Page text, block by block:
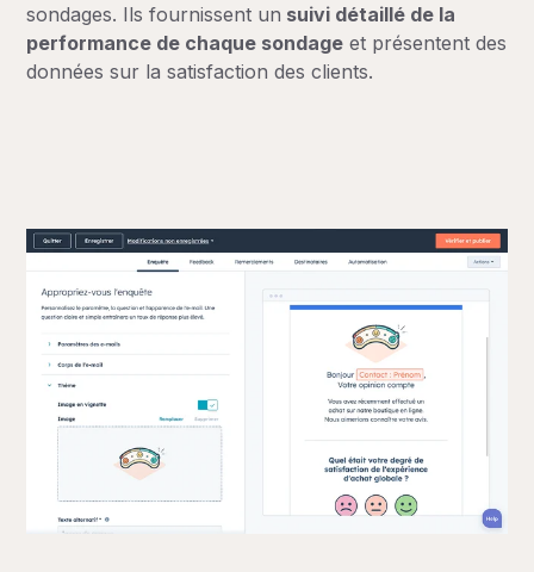
sondages. Ils fournissent un suivi détaillé de la
performance de chaque sondage et présentent des
données sur la satisfaction des clients.